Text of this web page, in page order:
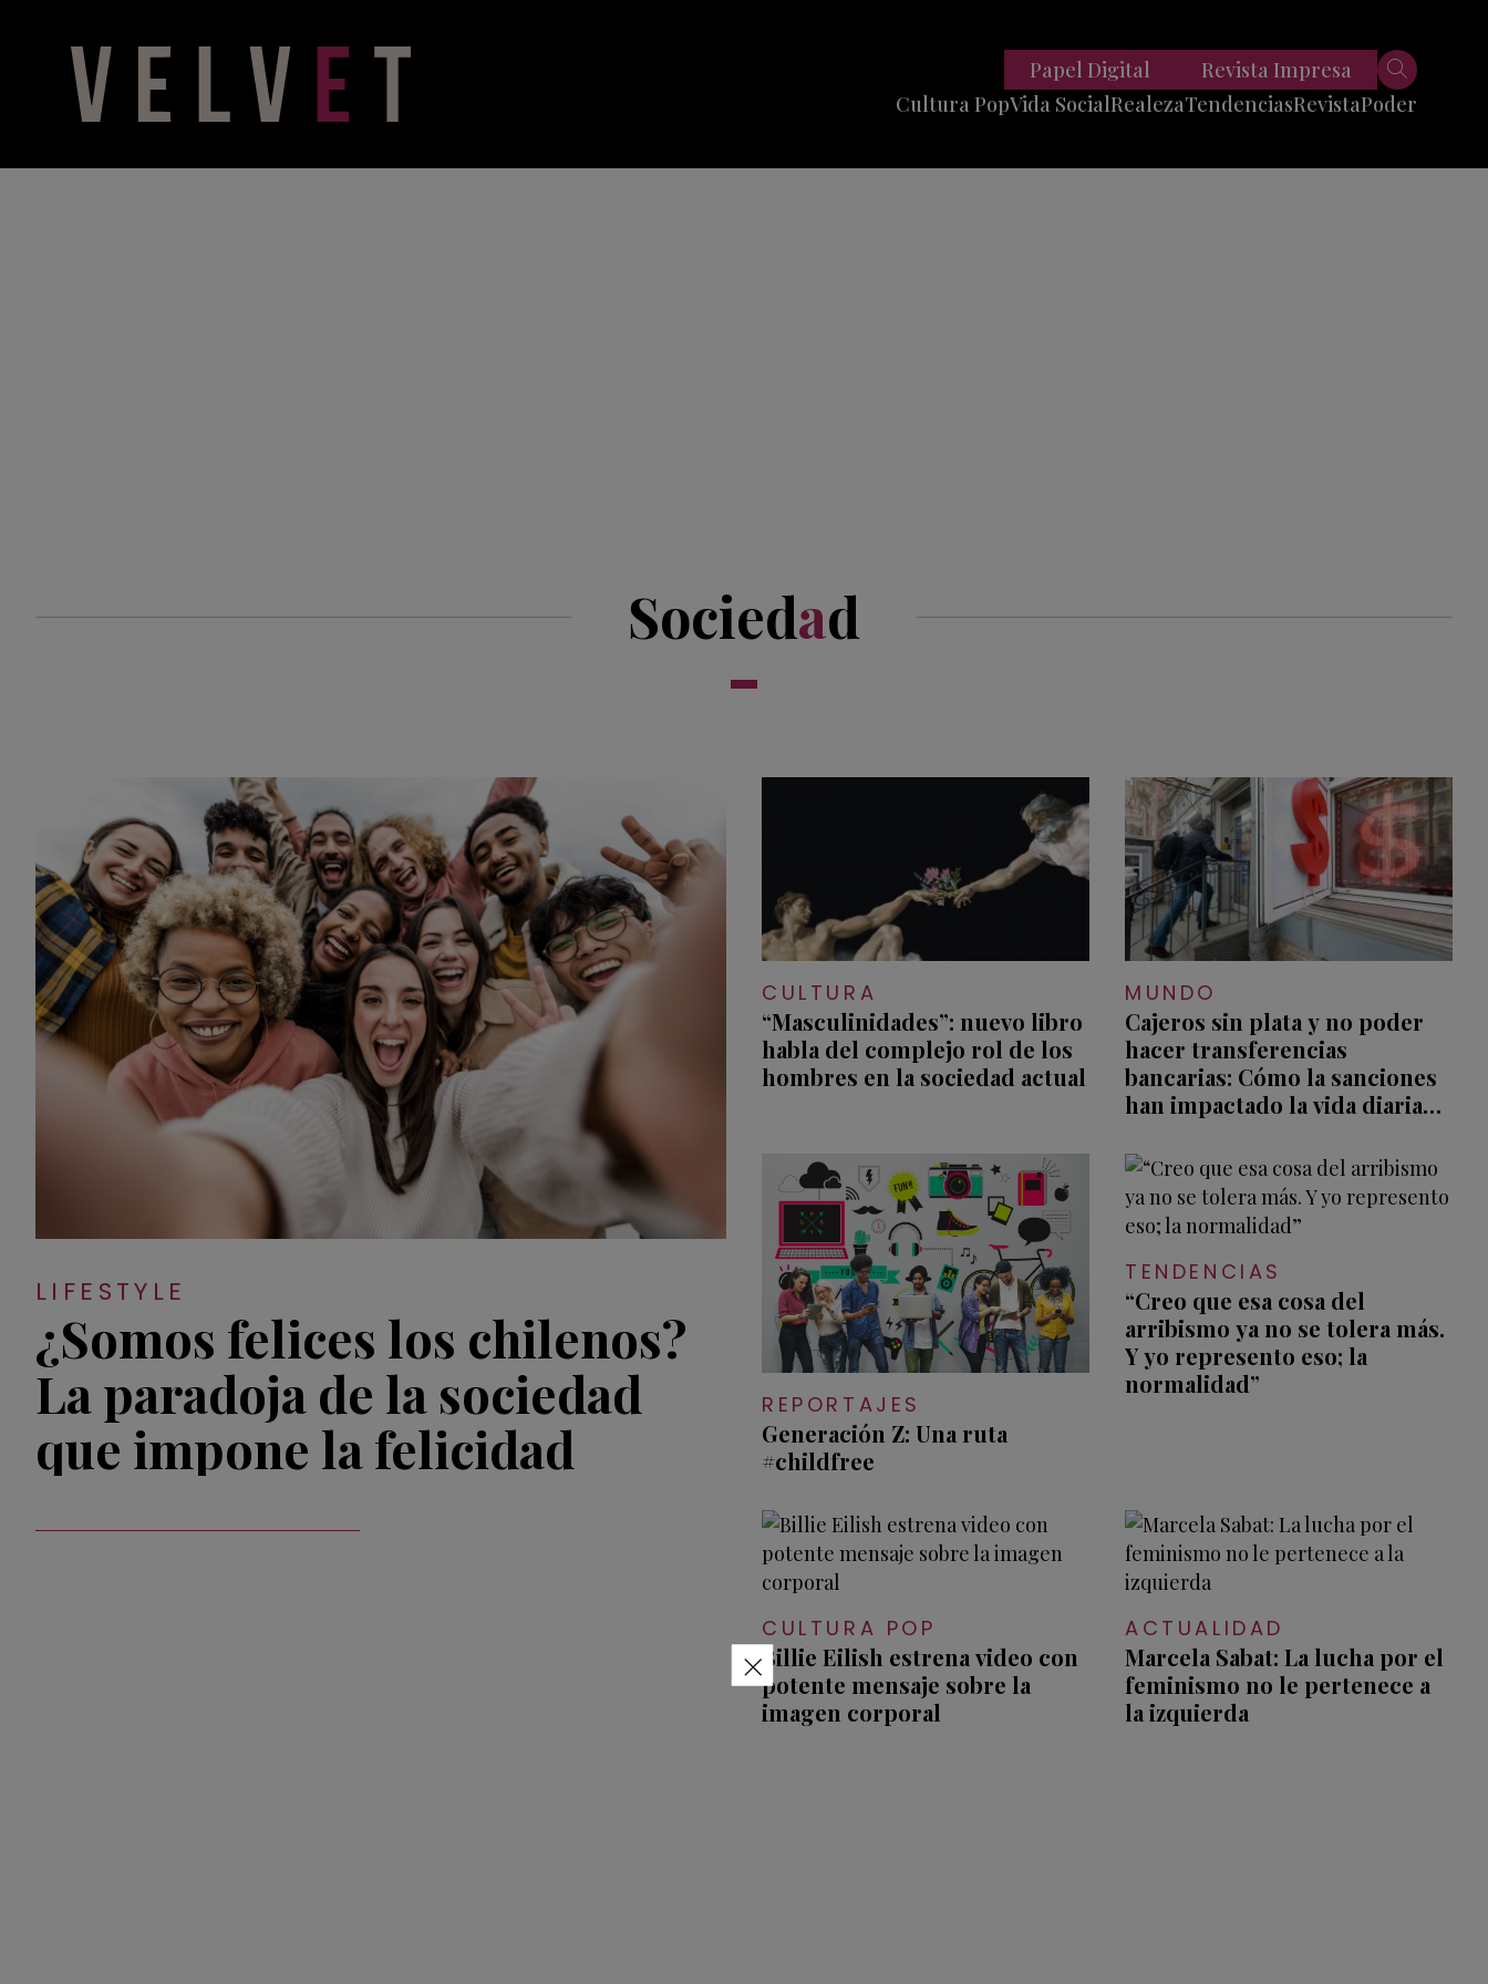
Cultura PopVida SocialRealezaTendenciasRevistaPoder
Papel Digital Revista Impresa
Sociedad
LIFESTYLE
¿Somos felices los chilenos?
La paradoja de la sociedad
que impone la felicidad
CULTURA
“Masculinidades”: nuevo libro
habla del complejo rol de los
hombres en la sociedad actual
MUNDO
Cajeros sin plata y no poder
hacer transferencias
bancarias: Cómo la sanciones
han impactado la vida diaria
REPORTAJES
Generación Z: Una ruta
#childfree
TENDENCIAS
“Creo que esa cosa del
arribismo ya no se tolera más.
Y yo represento eso; la
normalidad”
CULTURA POP
Billie Eilish estrena video con
potente mensaje sobre la
imagen corporal
ACTUALIDAD
Marcela Sabat: La lucha por el
feminismo no le pertenece a
la izquierda
×